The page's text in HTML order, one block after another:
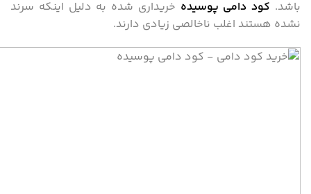
باشد. کود دامی پوسیده خریداری شده به دلیل اینکه سرند
نشده هستند اغلب ناخالصی زیادی دارند.